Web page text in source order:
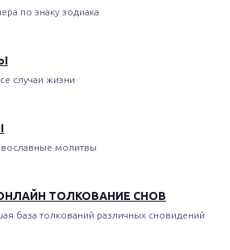
по знаку зодиака
случаи жизни
молитвы
ТОЛКОВАНИЕ СНОВ
база толкований различных сновидений